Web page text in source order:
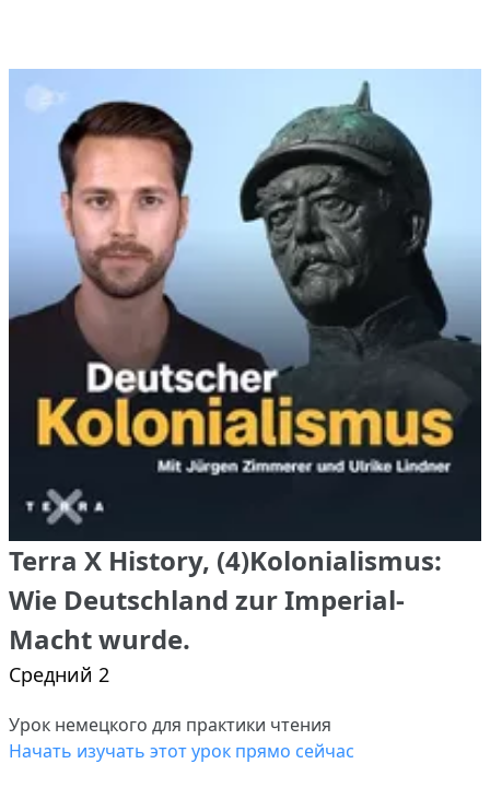
Terra X History, (4)Kolonialismus:
Wie Deutschland zur Imperial-
Macht wurde.
Средний 2
Урок немецкого для практики чтения
Начать изучать этот урок прямо сейчас